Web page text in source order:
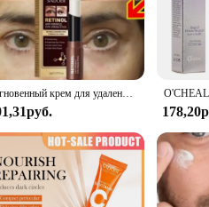
of natural extracts and advanced
absorbing formula ensures that the
it an ideal addition to your daily
oily, or dry skin, this eye
to enhance the appearance of their
for travel, ensuring that you can
Whether you're looking to
Мгновенный крем для удаления мешков под глазами, коллаген, против морщин, выцветания, тонких линий, укрепляющий кожу, против темных кругов, отечности, осветляющий уход за глазами